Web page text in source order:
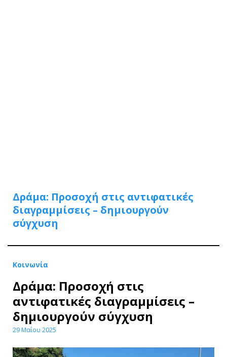
Δράμα: Προσοχή στις αντιφατικές
διαγραμμίσεις – δημιουργούν
σύγχυση
Κοινωνία
Δράμα: Προσοχή στις
αντιφατικές διαγραμμίσεις –
δημιουργούν σύγχυση
29 Μαΐου 2025